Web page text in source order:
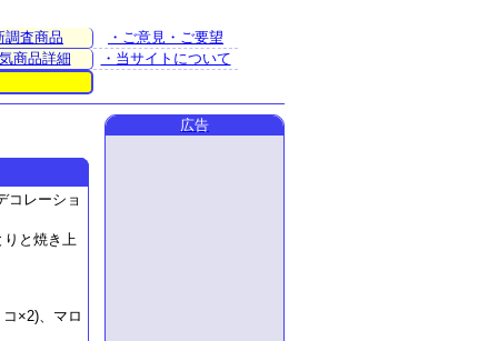
調査商品
商品詳細
・ご意見・ご要望
・当サイトについて
コレーショ
りと焼き上
×2)、マロ
広告